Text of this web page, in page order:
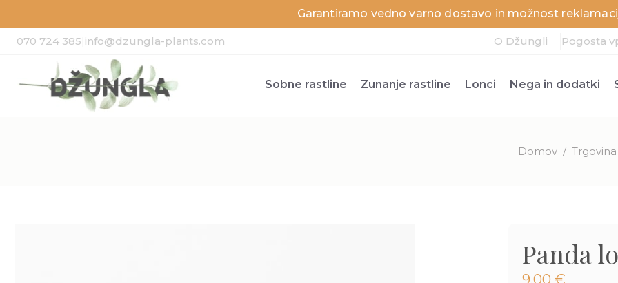
Garantiramo vedno varno dostavo in možnost
070 724 385|info@dzungla-plants.com O Džungli Pogosta
Sobne rastline Zunanje rastline Lonci Nega in dodatki
Domov / Trgovina
Panda
9,00 €